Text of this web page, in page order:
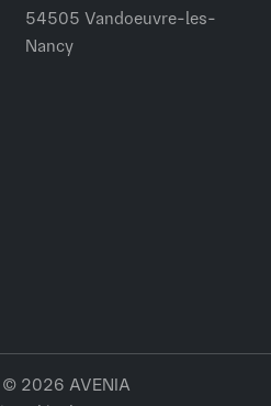
54505 Vandoeuvre-les-
Nancy
2026 AVENIA